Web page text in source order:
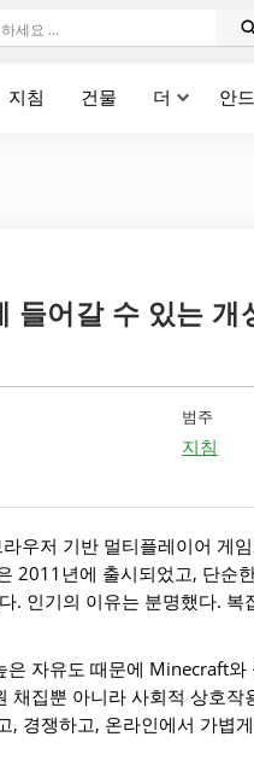
지침 건물 더 안
들어갈 수 있는 개
범주
지침
우저 기반 멀티플레이어 게
2011년에 출시되었고, 단순
. 인기의 이유는 분명했다.
은 자유도 때문에 Minecraft
채집뿐 아니라 사회적 상호
, 경쟁하고, 온라인에서 가볍